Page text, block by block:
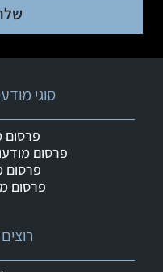
סוגי
פרסום
פרסום
פרסום
פרסום